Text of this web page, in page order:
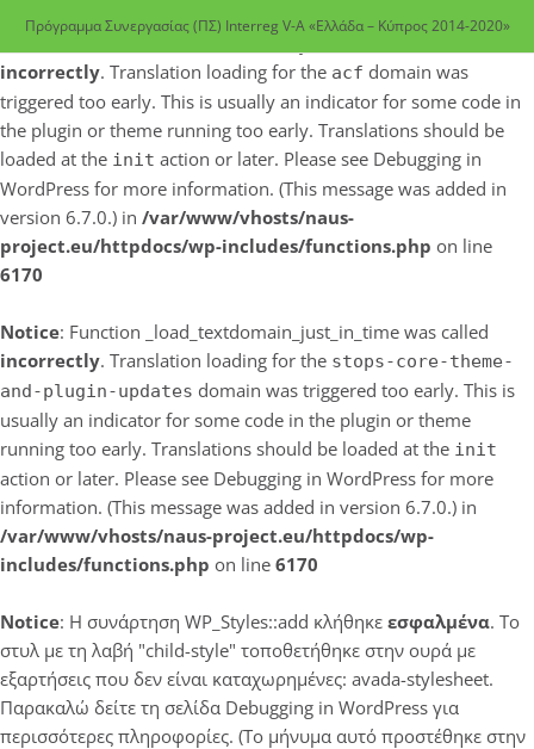
incorrectly. Translation loading for the acf domain was
triggered too early. This is usually an indicator for some code in
the plugin or theme running too early. Translations should be
loaded at the init action or later. Please see Debugging in
WordPress for more information. (This message was added in
version 6.7.0.) in /var/www/vhosts/naus-
project.eu/httpdocs/wp-includes/functions.php on line
6170
Notice: Function _load_textdomain_just_in_time was called
incorrectly. Translation loading for the stops-core-theme-
and-plugin-updates domain was triggered too early. This is
usually an indicator for some code in the plugin or theme
running too early. Translations should be loaded at the init
action or later. Please see Debugging in WordPress for more
information. (This message was added in version 6.7.0.) in
/var/www/vhosts/naus-project.eu/httpdocs/wp-
includes/functions.php on line 6170
Notice: Η συνάρτηση WP_Styles::add κλήθηκε εσφαλμένα. Το
στυλ με τη λαβή "child-style" τοποθετήθηκε στην ουρά με
εξαρτήσεις που δεν είναι καταχωρημένες: avada-stylesheet.
Παρακαλώ δείτε τη σελίδα Debugging in WordPress για
περισσότερες πληροφορίες. (Το μήνυμα αυτό προστέθηκε στην
Πρόγραμμα Συνεργασίας (ΠΣ) Interreg V-A «Ελλάδα – Κύπρος 2014-2020»